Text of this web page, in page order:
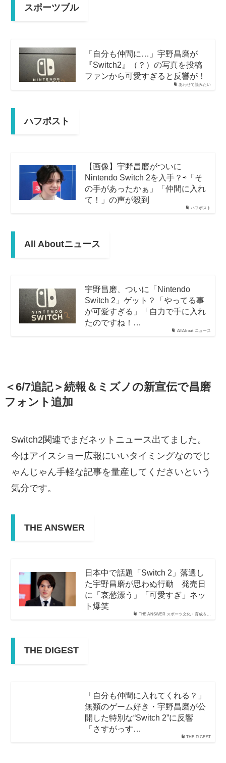
スポーツブル
あわせて読みたい
「自分も仲間に…」宇野昌磨が
『Switch2』（？）の写真を投稿
ファンから可愛すぎると反響が！
ハフポスト
ハフポスト
【画像】宇野昌磨がついに
Nintendo Switch 2を入手？⇨「そ
の手があったかぁ」「仲間に入れ
て！」の声が殺到
All Aboutニュース
All About ニュース
宇野昌磨、ついに「Nintendo
Switch 2」ゲット？「やってる事
が可愛すぎる」「自力で手に入れ
たのですね！…
＜6/7追記＞続報＆ミズノの新宣伝で昌磨
フォント追加
Switch2関連でまだネットニュース出てました。
今はアイスショー広報にいいタイミングなのでじ
ゃんじゃん手軽な記事を量産してくださいという
気分です。
THE ANSWER
THE ANSWER スポーツ文化・育成＆…
日本中で話題「Switch 2」落選し
た宇野昌磨が思わぬ行動 発売日
に「哀愁漂う」「可愛すぎ」ネッ
ト爆笑
THE DIGEST
THE DIGEST
「自分も仲間に入れてくれる？」
無類のゲーム好き・宇野昌磨が公
開した特別な“Switch 2”に反響
「さすがっす…